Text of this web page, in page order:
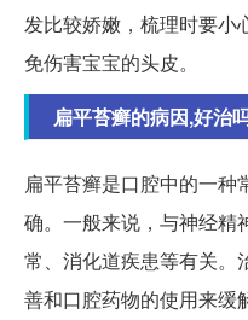
发比较娇嫩，梳理时要小
免伤害宝宝的头皮。
扁平苔癣的病因,好治
扁平苔癣是口腔中的一种
确。一般来说，与神经精
常、消化道疾患等有关。
善和口腔药物的使用来缓